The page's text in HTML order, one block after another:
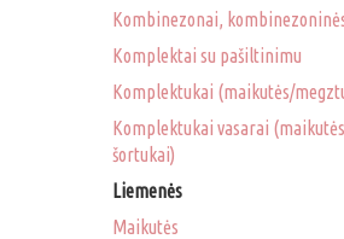
Kombinezonai,
Komplektai su pašiltinimu
Komplektukai (maikutės/
Komplektukai vasarai
šortukai)
Liemenės
Maikutės